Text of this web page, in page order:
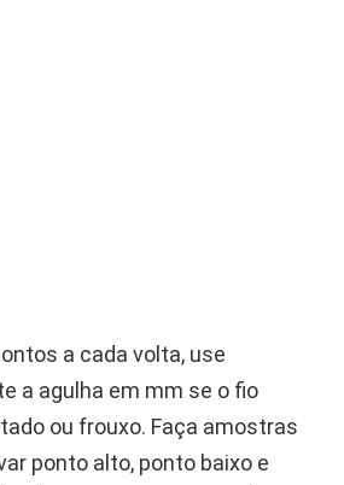
a cada volta, use
a agulha em mm se o fio
ou frouxo. Faça amostras
ponto alto, ponto baixo e